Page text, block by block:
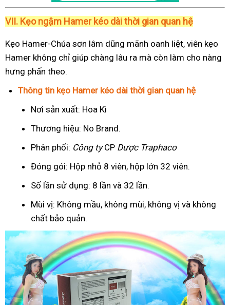
VII. Kẹo ngậm Hamer kéo dài thời gian quan hệ
Kẹo Hamer-Chúa sơn lâm dũng mãnh oanh liệt, viên kẹo
Hamer không chỉ giúp chàng lâu ra mà còn làm cho nàng
hưng phấn theo.
Thông tin kẹo Hamer kéo dài thời gian quan hệ
Nơi sản xuất: Hoa Kì
Thương hiệu: No Brand.
Phân phối: Công tyCP Dược Traphaco
Đóng gói: Hộp nhỏ 8 viên, hộp lớn 32 viên.
Số lần sử dụng: 8 lần và 32 lần.
Mùi vị: Không mầu, không mùi, không vị và không
chất bảo quản.